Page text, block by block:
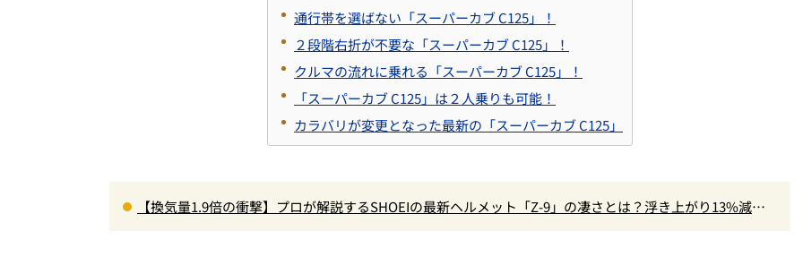
通行帯を選ばない「スーパーカブ C125」！
２段階右折が不要な「スーパーカブ C125」！
クルマの流れに乗れる「スーパーカブ C125」！
「スーパーカブ C125」は２人乗りも可能！
カラバリが変更となった最新の「スーパーカブ C125」
【換気量1.9倍の衝撃】プロが解説するSHOEIの最新ヘルメット「Z-9」の凄さとは？浮き上がり13%減で